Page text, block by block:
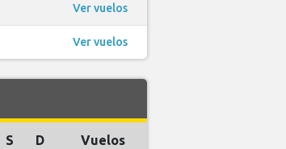
Ver vuelos
Ver vuelos
S D Vuelos